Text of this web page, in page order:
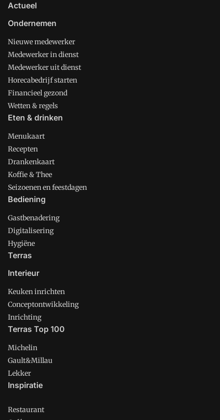
Actueel
Ondernemen
Nieuwe medewerker
Medewerker in dienst
Medewerker uit dienst
Horecabedrijf starten
Financieel gezond
Wetten & regels
Eten & drinken
Menukaart
Recepten
Drankenkaart
Koffie & Thee
Seizoenen en feestdagen
Bediening
Gastbenadering
Digitalisering
Hygiëne
Terras
Interieur
Keuken inrichten
Conceptontwikkeling
Inrichting
Terras Top 100
Michelin
Gault&Millau
Lekker
Inspiratie
Restaurant